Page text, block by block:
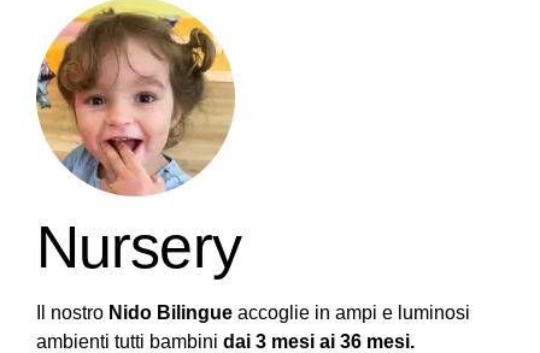
Nursery
Il nostro Nido Bilingue accoglie in ampi e luminosi
ambienti tutti bambini dai 3 mesi ai 36 mesi.